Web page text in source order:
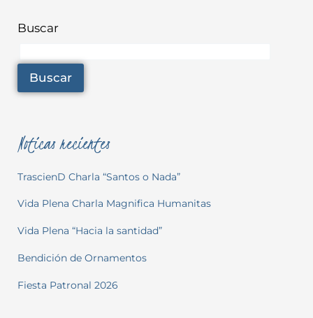
Buscar
Buscar
Noticas recientes
TrascienD Charla “Santos o Nada”
Vida Plena Charla Magnifica Humanitas
Vida Plena “Hacia la santidad”
Bendición de Ornamentos
Fiesta Patronal 2026